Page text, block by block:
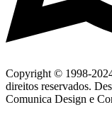
Copyright © 1998-
direitos reservados.
Comunica Design e